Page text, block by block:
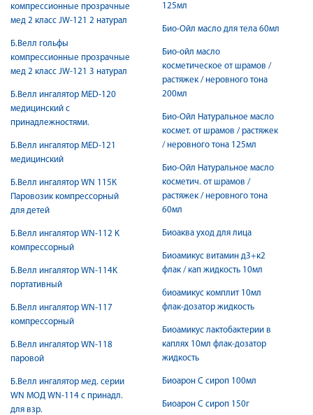
компрессионные прозрачные
мед 2 класс JW-121 2 натурал
Б.Велл гольфы
компрессионные прозрачные
мед 2 класс JW-121 3 натурал
Б.Велл ингалятор MED-120
медицинский с
принадлежностями.
Б.Велл ингалятор MED-121
медицинский
Б.Велл ингалятор WN 115К
Паровозик компрессорный
для детей
Б.Велл ингалятор WN-112 K
компрессорный
Б.Велл ингалятор WN-114K
портативный
Б.Велл ингалятор WN-117
компрессорный
Б.Велл ингалятор WN-118
паровой
Б.Велл ингалятор мед. серии
WN МОД WN-114 с принадл.
для взр.
125мл
Био-Ойл масло для тела 60мл
Био-ойл масло
косметическое от шрамов /
растяжек / неровного тона
200мл
Био-Ойл Натуральное масло
космет. от шрамов / растяжек
/ неровного тона 125мл
Био-Ойл Натуральное масло
косметич. от шрамов /
растяжек / неровного тона
60мл
Биоаква уход для лица
Биоамикус витамин д3+к2
флак / кап жидкость 10мл
биоамикус комплит 10мл
флак-дозатор жидкость
Биоамикус лактобактерии в
каплях 10мл флак-дозатор
жидкость
Биоарон С сироп 100мл
Биоарон С сироп 150г